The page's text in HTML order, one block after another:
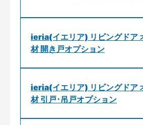
ieria(イエリア) リビングドア
材 開き戸オプション
ieria(イエリア) リビングドア
材 引戸･吊戸オプション